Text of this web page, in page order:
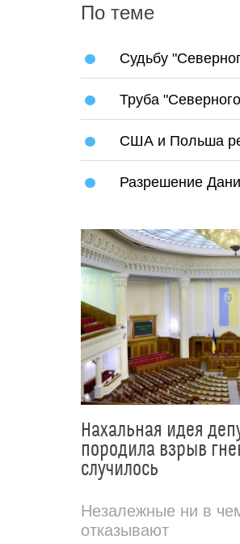
По теме
Судьбу
Труба
США и Польша
Разрешение
Нахальная идея
породила взрыв
случилось
Незалежные ни в
отказывают